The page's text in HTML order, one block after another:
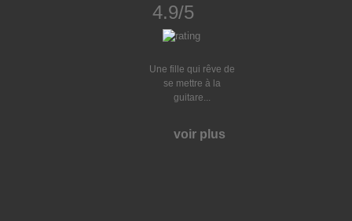
4.9/5
Une fille qui rêve de
se mettre à la
guitare...
voir plus